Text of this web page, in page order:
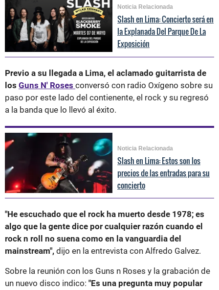
Noticia Relacionada
Slash en Lima: Concierto será en
la Explanada Del Parque De La
Exposición
Previo a su llegada a Lima, el aclamado guitarrista de
los Guns N' Roses conversó con radio Oxígeno sobre su
paso por este lado del contienente, el rock y su regresó
a la banda que lo llevó al éxito.
Noticia Relacionada
Slash en Lima: Estos son los
precios de las entradas para su
concierto
"He escuchado que el rock ha muerto desde 1978; es
algo que la gente dice por cualquier razón cuando el
rock n roll no suena como en la vanguardia del
mainstream", dijo en la entrevista con Alfredo Galvez.
Sobre la reunión con los Guns n Roses y la grabación de
un nuevo disco indico: "Es una pregunta muy popular